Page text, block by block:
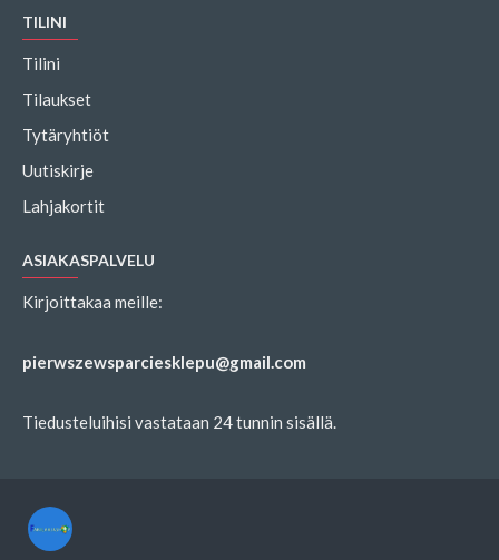
TILINI
Tilini
Tilaukset
Tytäryhtiöt
Uutiskirje
Lahjakortit
ASIAKASPALVELU
Kirjoittakaa meille:
pierwszewsparciesklepu@gmail.com
Tiedusteluihisi vastataan 24 tunnin sisällä.